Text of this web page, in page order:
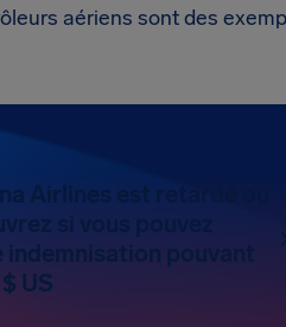
aériens sont des
Airlines est retardé ou
si vous pouvez
indemnisation pouvant
US